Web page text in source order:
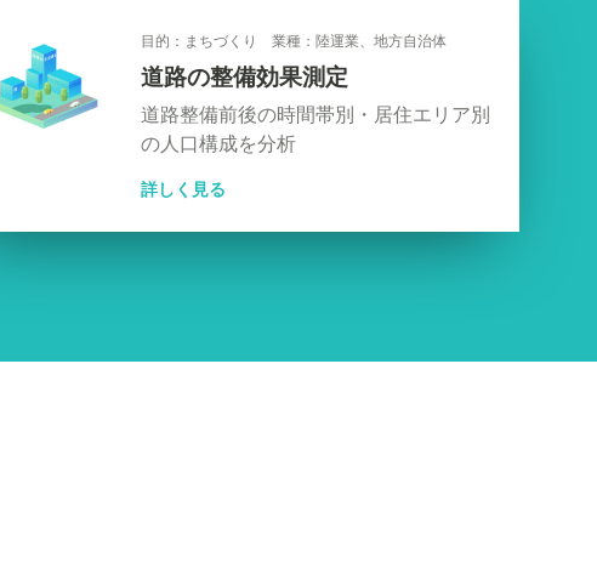
目的：まちづくり 業種：陸運業、地方自治体
道路の整備効果測定
道路整備前後の時間帯別・居住エリア別
の人口構成を分析
詳しく見る